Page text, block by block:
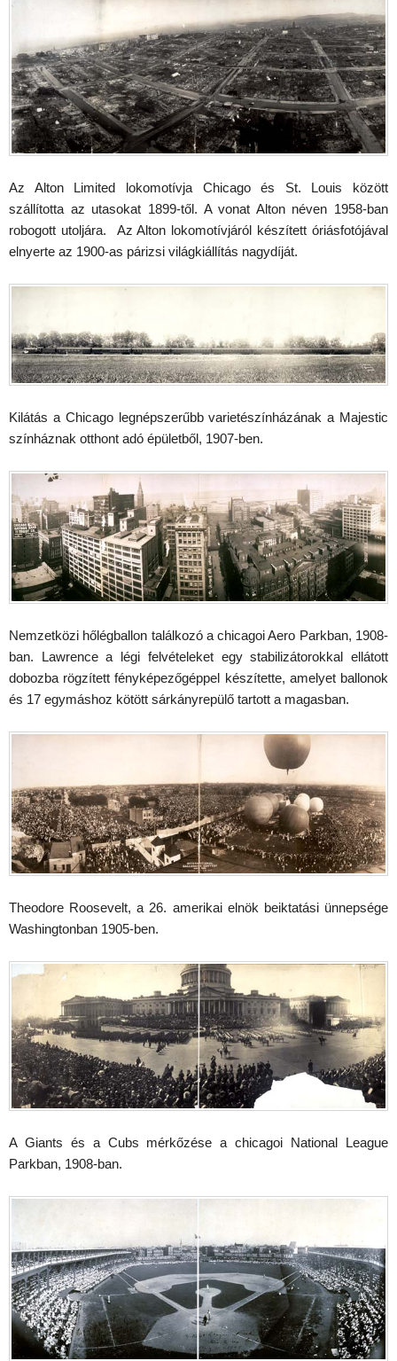
Az Alton Limited lokomotívja Chicago és St. Louis között
szállította az utasokat 1899-től. A vonat Alton néven 1958-ban
robogott utoljára. Az Alton lokomotívjáról készített óriásfotójával
elnyerte az 1900-as párizsi világkiállítás nagydíját.
Kilátás a Chicago legnépszerűbb varietészínházának a Majestic
színháznak otthont adó épületből, 1907-ben.
Nemzetközi hőlégballon találkozó a chicagoi Aero Parkban, 1908-
ban. Lawrence a légi felvételeket egy stabilizátorokkal ellátott
dobozba rögzített fényképezőgéppel készítette, amelyet ballonok
és 17 egymáshoz kötött sárkányrepülő tartott a magasban.
Theodore Roosevelt, a 26. amerikai elnök beiktatási ünnepsége
Washingtonban 1905-ben.
A Giants és a Cubs mérkőzése a chicagoi National League
Parkban, 1908-ban.